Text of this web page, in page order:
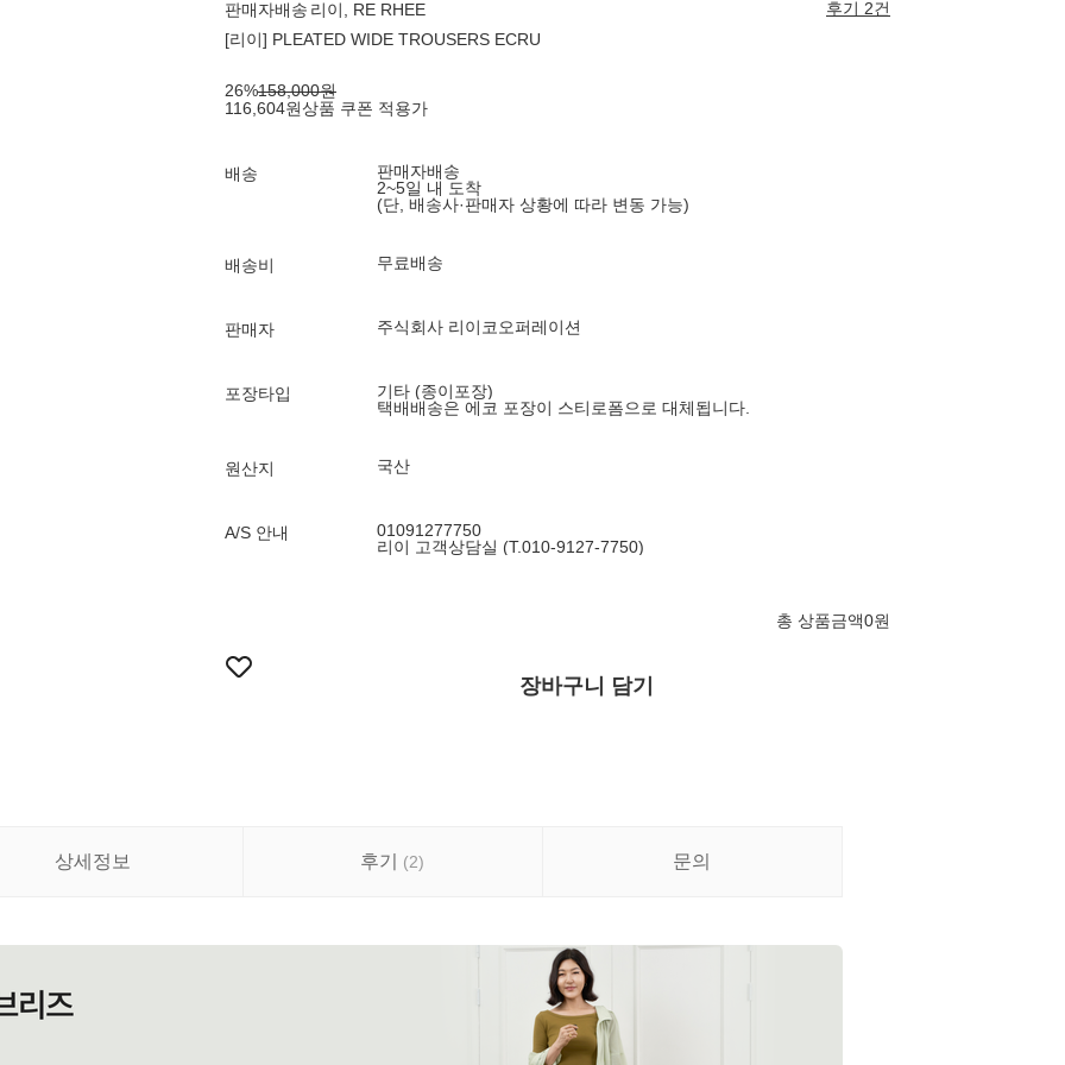
판매자배송 리이, RE RHEE
후기 2건
[리이] PLEATED WIDE TROUSERS ECRU
26%158,000원
116,604원상품 쿠폰 적용가
배송
판매자배송
2~5일 내 도착
(단, 배송사·판매자 상황에 따라 변동 가능)
배송비 무료배송
판매자 주식회사 리이코오퍼레이션
포장타입
기타 (종이포장)
택배배송은 에코 포장이 스티로폼으로 대체됩니다.
원산지 국산
A/S 안내
01091277750
리이 고객상담실 (T.010-9127-7750)
총 상품금액0원
장바구니 담기
상세정보 후기 (2) 문의